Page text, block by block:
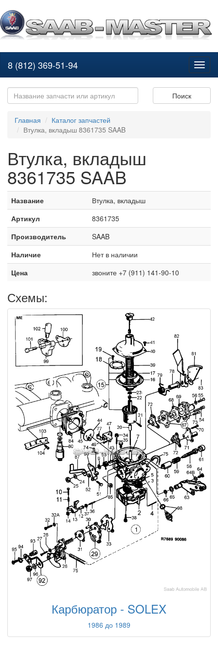
8 (812) 369-51-94
Поиск
Главная
Каталог запчастей
Втулка, вкладыш 8361735 SAAB
Втулка, вкладыш
8361735 SAAB
Название
Втулка, вкладыш
Артикул
8361735
Производитель
SAAB
Наличие
Нет в наличии
Цена
звоните +7 (911) 141-90-10
Схемы:
Карбюратор - SOLEX
1986 до 1989